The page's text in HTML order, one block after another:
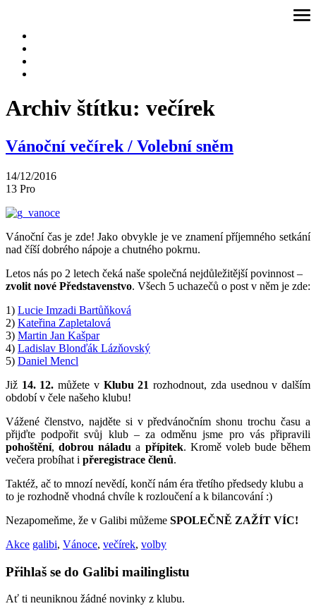
obsah
Archiv štítku: večírek
Vánoční večírek / Volební sněm
14/12/2016
13 Pro
Vánoční čas je zde! Jako obvykle je ve znamení příjemného setkání
nad číší dobrého nápoje a chutného pokrnu.
Letos nás po 2 letech čeká naše společná nejdůležitější povinnost –
zvolit nové Představenstvo. Všech 5 uchazečů o post v něm je zde:
1) Lucie Imzadi Bartůňková
2) Kateřina Zapletalová
3) Martin Jan Kašpar
4) Ladislav Blonďák Lázňovský
5) Daniel Mencl
Již 14. 12. můžete v Klubu 21 rozhodnout, zda usednou v dalším
období v čele našeho klubu!
Vážené členstvo, najděte si v předvánočním shonu trochu času a
přijďte podpořit svůj klub – za odměnu jsme pro vás připravili
pohoštění,dobrou náladu a přípitek. Kromě voleb bude během
večera probíhat i přeregistrace členů.
Taktéž, ač to mnozí nevědí, končí nám éra třetího předsedy klubu a
to je rozhodně vhodná chvíle k rozloučení a k bilancování :)
Nezapomeňme, že v Galibi můžeme SPOLEČNĚ ZAŽÍT VÍC!
Akce galibi, Vánoce, večírek, volby
Přihlaš se do Galibi mailinglistu
Ať ti neuniknou žádné novinky z klubu.